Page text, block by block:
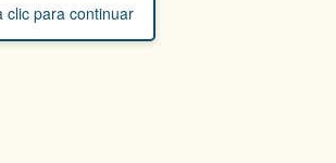
clic para continuar